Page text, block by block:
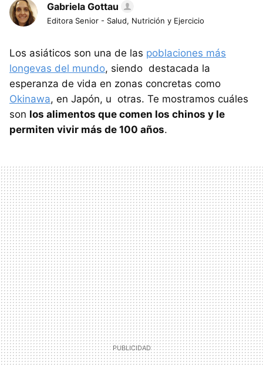
Gabriela Gottau
Editora Senior - Salud, Nutrición y Ejercicio
Los asiáticos son una de las poblaciones más
longevas del mundo, siendo destacada la
esperanza de vida en zonas concretas como
Okinawa, en Japón, u otras. Te mostramos cuáles
son los alimentos que comen los chinos y le
permiten vivir más de 100 años.